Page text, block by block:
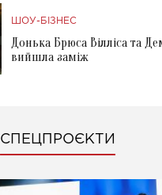
ШОУ-БІЗНЕС
Донька Брюса Вілліса та
вийшла заміж
СПЕЦПРОЄКТИ